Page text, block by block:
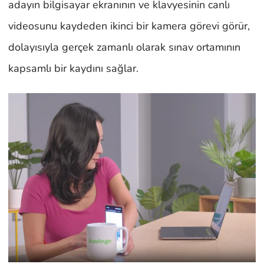
adayın bilgisayar ekranının ve klavyesinin canlı
videosunu kaydeden ikinci bir kamera görevi görür,
dolayısıyla gerçek zamanlı olarak sınav ortamının
kapsamlı bir kaydını sağlar.